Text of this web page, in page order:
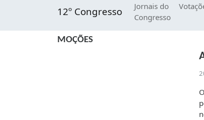
12º Congresso
Jornais do
Congresso
MOÇÕES